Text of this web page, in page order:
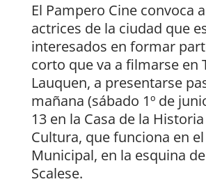
El Pampero Cine convoca
actrices de la ciudad que
interesados en formar
corto que va a filmarse en
Lauquen, a presentarse
mañana (sábado 1º de
13 en la Casa de la
Cultura, que funciona en
Municipal, en la esquina
Scalese.